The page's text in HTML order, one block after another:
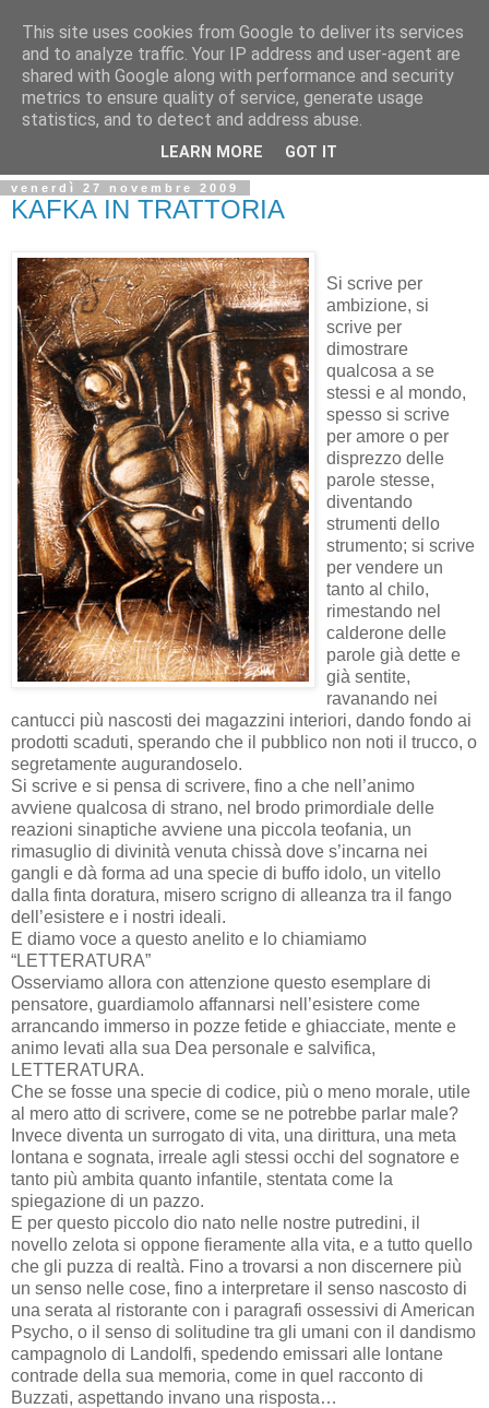
venerdì 27 novembre 2009
KAFKA IN TRATTORIA
Si scrive per
ambizione, si
scrive per
dimostrare
qualcosa a se
stessi e al mondo,
spesso si scrive
per amore o per
disprezzo delle
parole stesse,
diventando
strumenti dello
strumento; si scrive
per vendere un
tanto al chilo,
rimestando nel
calderone delle
parole già dette e
già sentite,
ravanando nei
cantucci più nascosti dei magazzini interiori, dando fondo ai
prodotti scaduti, sperando che il pubblico non noti il trucco, o
segretamente augurandoselo.
Si scrive e si pensa di scrivere, fino a che nell’animo
avviene qualcosa di strano, nel brodo primordiale delle
reazioni sinaptiche avviene una piccola teofania, un
rimasuglio di divinità venuta chissà dove s’incarna nei
gangli e dà forma ad una specie di buffo idolo, un vitello
dalla finta doratura, misero scrigno di alleanza tra il fango
dell’esistere e i nostri ideali.
E diamo voce a questo anelito e lo chiamiamo
“LETTERATURA”
Osserviamo allora con attenzione questo esemplare di
pensatore, guardiamolo affannarsi nell’esistere come
arrancando immerso in pozze fetide e ghiacciate, mente e
animo levati alla sua Dea personale e salvifica,
LETTERATURA.
Che se fosse una specie di codice, più o meno morale, utile
al mero atto di scrivere, come se ne potrebbe parlar male?
Invece diventa un surrogato di vita, una dirittura, una meta
lontana e sognata, irreale agli stessi occhi del sognatore e
tanto più ambita quanto infantile, stentata come la
spiegazione di un pazzo.
E per questo piccolo dio nato nelle nostre putredini, il
novello zelota si oppone fieramente alla vita, e a tutto quello
che gli puzza di realtà. Fino a trovarsi a non discernere più
un senso nelle cose, fino a interpretare il senso nascosto di
una serata al ristorante con i paragrafi ossessivi di American
Psycho, o il senso di solitudine tra gli umani con il dandismo
campagnolo di Landolfi, spedendo emissari alle lontane
contrade della sua memoria, come in quel racconto di
Buzzati, aspettando invano una risposta…
This site uses cookies from Google to deliver its services
and to analyze traffic. Your IP address and user-agent are
shared with Google along with performance and security
metrics to ensure quality of service, generate usage
statistics, and to detect and address abuse.
LEARN MORE GOT IT